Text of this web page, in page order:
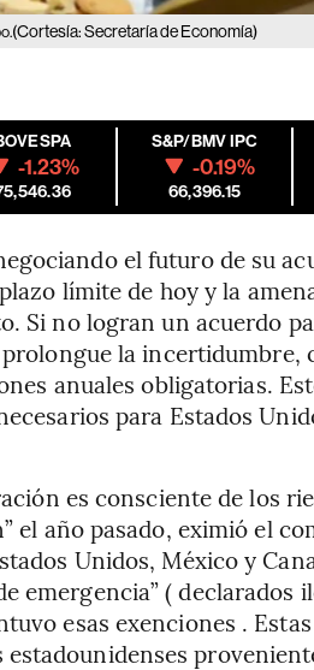
(Cortesía: Secretaría de Economía)
-1.23%
S&P/BMV IPC
-0.19%
66,396.15
el futuro de su
límite de hoy y la
Si no logran un acuerdo
la incertidumbre,
anuales obligatorias.
para Estados
es consciente de los
el año pasado, eximió el
Unidos, México y
emergencia” ( declarados
esas exenciones .